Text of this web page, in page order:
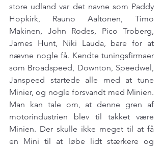
store udland var det navne som Paddy
Hopkirk, Rauno Aaltonen, Timo
Makinen, John Rodes, Pico Troberg,
James Hunt, Niki Lauda, bare for at
nævne nogle få. Kendte tuningsfirmaer
som Broadspeed, Downton, Speedwel,
Janspeed startede alle med at tune
Minier, og nogle forsvandt med Minien.
Man kan tale om, at denne gren af
motorindustrien blev til takket være
Minien. Der skulle ikke meget til at få
en Mini til at løbe lidt stærkere og